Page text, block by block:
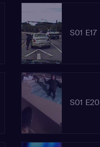
S01 E17
S01 E20